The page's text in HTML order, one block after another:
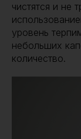
чистятся и не
уровень
небольших
количество.